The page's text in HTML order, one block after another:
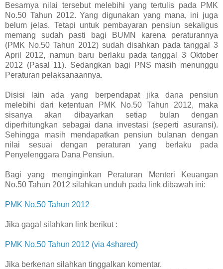
Besarnya nilai tersebut melebihi yang tertulis pada PMK
No.50 Tahun 2012. Yang digunakan yang mana, ini juga
belum jelas. Tetapi untuk pembayaran pensiun sekaligus
memang sudah pasti bagi BUMN karena peraturannya
(PMK No.50 Tahun 2012) sudah disahkan pada tanggal 3
April 2012, namun baru berlaku pada tanggal 3 Oktober
2012 (Pasal 11). Sedangkan bagi PNS masih menunggu
Peraturan pelaksanaannya.
Disisi lain ada yang berpendapat jika dana pensiun
melebihi dari ketentuan PMK No.50 Tahun 2012, maka
sisanya akan dibayarkan setiap bulan dengan
diperhitungkan sebagai dana investasi (seperti asuransi).
Sehingga masih mendapatkan pensiun bulanan dengan
nilai sesuai dengan peraturan yang berlaku pada
Penyelenggara Dana Pensiun.
Bagi yang menginginkan Peraturan Menteri Keuangan
No.50 Tahun 2012 silahkan unduh pada link dibawah ini:
PMK No.50 Tahun 2012
Jika gagal silahkan link berikut :
PMK No.50 Tahun 2012 (via 4shared)
Jika berkenan silahkan tinggalkan komentar.